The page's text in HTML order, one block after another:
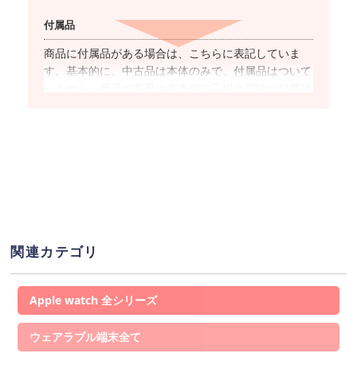
付属品
商品に付属品がある場合は、こちらに表記していま
す。基本的に、中古品は本体のみで、付属品はついて
ている動作確認端末一覧ページより対応可否をご確認
ください。
ネットワーク利用制限
「▲」が表示されている場合、この端末を元々の所有
者が購入した時の”分割支払いの残債”が残っている状
関連カテゴリ
ウェアラブル端末
Apple watch